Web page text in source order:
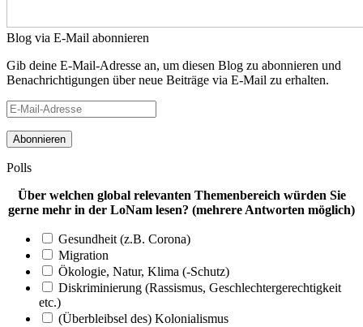
Blog via E-Mail abonnieren
Gib deine E-Mail-Adresse an, um diesen Blog zu abonnieren und
Benachrichtigungen über neue Beiträge via E-Mail zu erhalten.
E-
Mail-
Adresse
Polls
Über welchen global relevanten Themenbereich würden Sie
gerne mehr in der LoNam lesen? (mehrere Antworten möglich)
Gesundheit (z.B. Corona)
Migration
Ökologie, Natur, Klima (-Schutz)
Diskriminierung (Rassismus, Geschlechtergerechtigkeit
etc.)
(Überbleibsel des) Kolonialismus